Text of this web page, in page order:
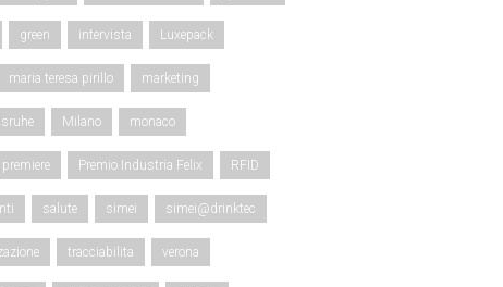
green intervista Luxepack
maria teresa pirillo marketing
Milano monaco
Premio Industria Felix RFID
salute simei simei@drinktec
tracciabilita verona